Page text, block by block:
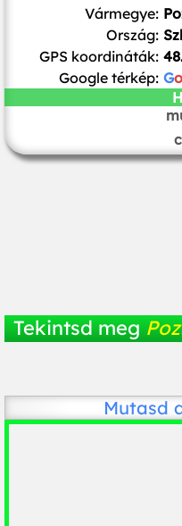
Vármegye:
Ország:
GPS koordináták:
Google térkép: Go
Tekintsd meg
Mutasd